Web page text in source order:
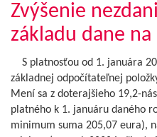
Zvýšenie
základu dane
S platnosťou od 1. januára
základnej odpočítateľnej
Mení sa z doterajšieho 19,2-
platného k 1. januáru daného
minimum suma 205,07 eura),